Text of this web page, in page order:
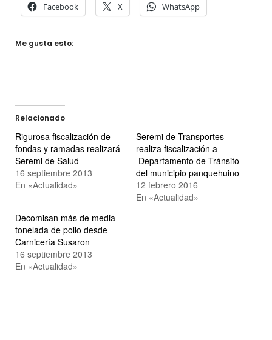
Facebook X WhatsApp
Me gusta esto:
Relacionado
Rigurosa fiscalización de
fondas y ramadas realizará
Seremi de Salud
16 septiembre 2013
En «Actualidad»
Seremi de Transportes
realiza fiscalización a
Departamento de Tránsito
del municipio panquehuino
12 febrero 2016
En «Actualidad»
Decomisan más de media
tonelada de pollo desde
Carnicería Susaron
16 septiembre 2013
En «Actualidad»